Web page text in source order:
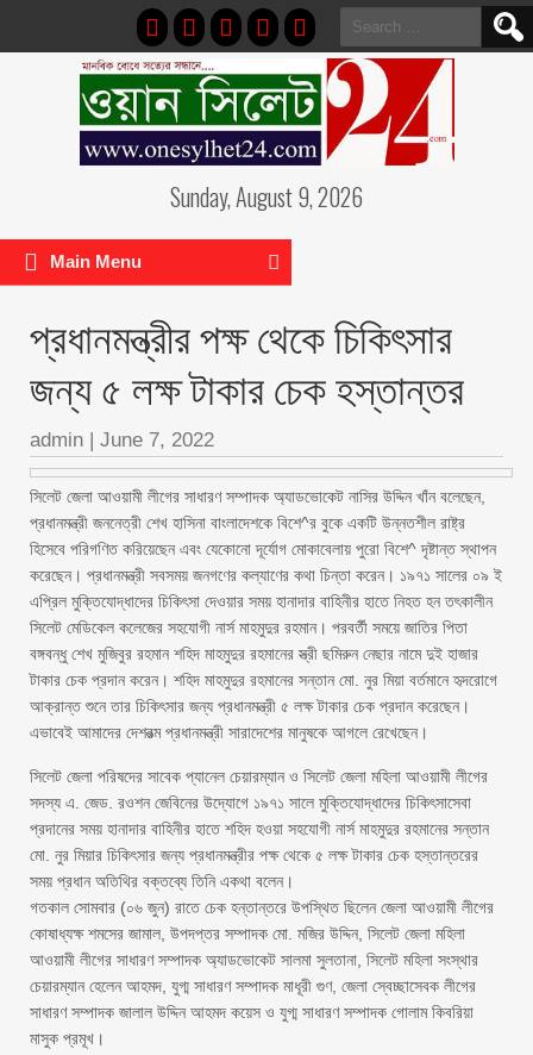
Search
for:
Sunday, August 9, 2026
Main Menu
প্রধানমন্ত্রীর পক্ষ থেকে চিকিৎসার
জন্য ৫ লক্ষ টাকার চেক হস্তান্তর
admin | June 7, 2022
সিলেট জেলা আওয়ামী লীগের সাধারণ সম্পাদক অ্যাডভোকেট নাসির উদ্দিন খাঁন বলেছেন,
প্রধানমন্ত্রী জননেত্রী শেখ হাসিনা বাংলাদেশকে বিশে^র বুকে একটি উন্নতশীল রাষ্ট্র
হিসেবে পরিগণিত করিয়েছেন এবং যেকোনো দূর্যোগ মোকাবেলায় পুরো বিশে^ দৃষ্টান্ত স্থাপন
করেছেন। প্রধানমন্ত্রী সবসময় জনগণের কল্যাণের কথা চিন্তা করেন। ১৯৭১ সালের ০৯ ই
এপ্রিল মুক্তিযোদ্ধাদের চিকিৎসা দেওয়ার সময় হানাদার বাহিনীর হাতে নিহত হন তৎকালীন
সিলেট মেডিকেল কলেজের সহযোগী নার্স মাহমুদুর রহমান। পরবর্তী সময়ে জাতির পিতা
বঙ্গবন্ধু শেখ মুজিবুর রহমান শহিদ মাহমুদুর রহমানের স্ত্রী ছমিরুন নেছার নামে দুই হাজার
টাকার চেক প্রদান করেন। শহিদ মাহমুদুর রহমানের সন্তান মো. নুর মিয়া বর্তমানে হৃদরোগে
আক্রান্ত শুনে তার চিকিৎসার জন্য প্রধানমন্ত্রী ৫ লক্ষ টাকার চেক প্রদান করেছেন।
এভাবেই আমাদের দেশরত্ম প্রধানমন্ত্রী সারাদেশের মানুষকে আগলে রেখেছেন।
সিলেট জেলা পরিষদের সাবেক প্যানেল চেয়ারম্যান ও সিলেট জেলা মহিলা আওয়ামী লীগের
সদস্য এ. জেড. রওশন জেবিনের উদ্যোগে ১৯৭১ সালে মুক্তিযোদ্ধাদের চিকিৎসাসেবা
প্রদানের সময় হানাদার বাহিনীর হাতে শহিদ হওয়া সহযোগী নার্স মাহমুদুর রহমানের সন্তান
মো. নুর মিয়ার চিকিৎসার জন্য প্রধানমন্ত্রীর পক্ষ থেকে ৫ লক্ষ টাকার চেক হস্তান্তরের
সময় প্রধান অতিথির বক্তব্যে তিনি একথা বলেন।
গতকাল সোমবার (০৬ জুন) রাতে চেক হন্তান্তরে উপস্থিত ছিলেন জেলা আওয়ামী লীগের
কোষাধ্যক্ষ শমসের জামাল, উপদপ্তর সম্পাদক মো. মজির উদ্দিন, সিলেট জেলা মহিলা
আওয়ামী লীগের সাধারণ সম্পাদক অ্যাডভোকেট সালমা সুলতানা, সিলেট মহিলা সংস্থার
চেয়ারম্যান হেলেন আহমদ, যুগ্ম সাধারণ সম্পাদক মাধূরী গুণ, জেলা স্বেচ্ছাসেবক লীগের
সাধারণ সম্পাদক জালাল উদ্দিন আহমদ কয়েস ও যুগ্ম সাধারণ সম্পাদক গোলাম কিবরিয়া
মাসুক প্রমূখ।